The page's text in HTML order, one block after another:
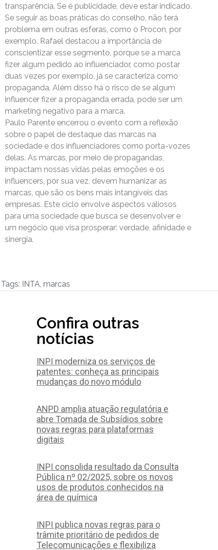
transparência. Se é publicidade, deve estar indicado.
Se seguir as boas práticas do conselho, não terá
problema em outras esferas, como o Procon, por
exemplo. Rafael destacou a importância de
conscientizar esse segmento, porque se a marca
fizer algum pedido ao influenciador, como postar
duas vezes por exemplo, já se caracteriza como
propaganda. Além disso há o risco de se algum
influencer fizer a propaganda errada, pode ser um
marketing negativo para a marca.
Paulo Parente encerrou o evento com a reflexão
sobre o papel de destaque das marcas na
sociedade e dos influenciadores como porta-vozes
delas. As marcas, por meio de propagandas,
impactam nossas vidas pelas emoções e os
influencers, por sua vez, devem humanizar as
marcas, que são os bens mais intangíveis das
empresas. Este ciclo envolve aspectos valiosos
para uma sociedade que busca se desenvolver e
um negócio que visa prosperar: verdade, afinidade e
sinergia.
Tags: INTA, marcas
Confira outras
notícias
INPI moderniza os serviços de
patentes: conheça as principais
mudanças do novo módulo
ANPD amplia atuação regulatória e
abre Tomada de Subsídios sobre
novas regras para plataformas
digitais
INPI consolida resultado da Consulta
Pública nº 02/2025, sobre os novos
usos de produtos conhecidos na
área de química
INPI publica novas regras para o
trâmite prioritário de pedidos de
Telecomunicações e flexibiliza